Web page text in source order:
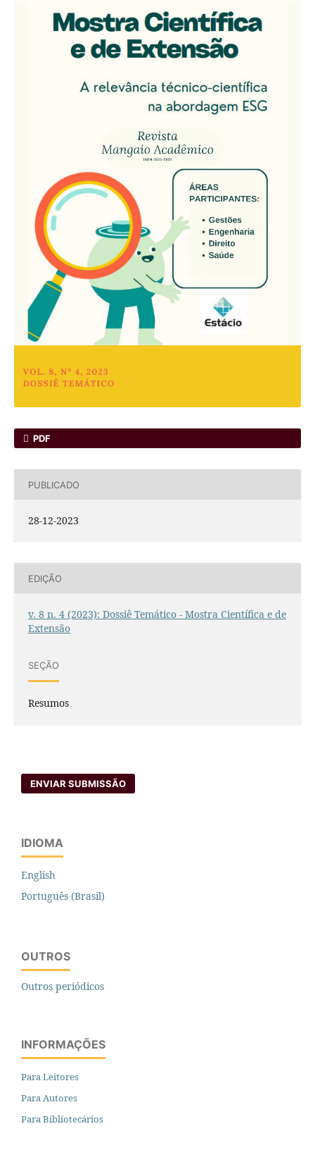
PDF
PUBLICADO
28-12-2023
EDIÇÃO
v. 8 n. 4 (2023): Dossiê Temático - Mostra Científica e de
Extensão
SEÇÃO
Resumos
ENVIAR SUBMISSÃO
IDIOMA
English
Português (Brasil)
OUTROS
Outros periódicos
INFORMAÇÕES
Para Leitores
Para Autores
Para Bibliotecários